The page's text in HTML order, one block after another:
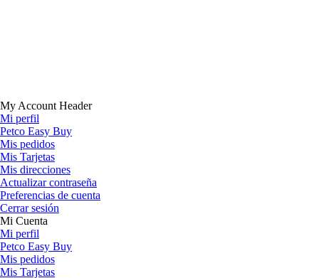
My Account Header
Mi perfil
Petco Easy Buy
Mis pedidos
Mis Tarjetas
Mis direcciones
Actualizar contraseña
Preferencias de cuenta
Cerrar sesión
Mi Cuenta
Mi perfil
Petco Easy Buy
Mis pedidos
Mis Tarjetas